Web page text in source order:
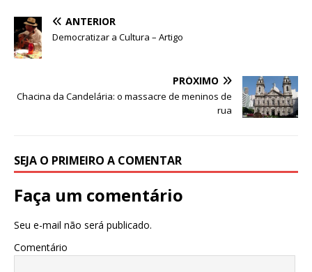
A
p
p
b
o
dI
n
ANTERIOR
Democratizar a Cultura – Artigo
PRÓXIMO
Chacina da Candelária: o massacre de meninos de
rua
SEJA O PRIMEIRO A COMENTAR
Faça um comentário
Seu e-mail não será publicado.
Comentário